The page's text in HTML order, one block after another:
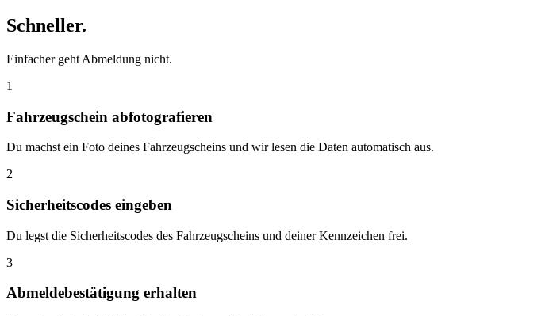
Schneller.
Einfacher geht Abmeldung nicht.
1
Fahrzeugschein abfotografieren
Du machst ein Foto deines Fahrzeugscheins und wir lesen die Daten automatisch aus.
2
Sicherheitscodes eingeben
Du legst die Sicherheitscodes des Fahrzeugscheins und deiner Kennzeichen frei.
3
Abmeldebestätigung erhalten